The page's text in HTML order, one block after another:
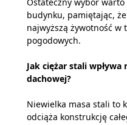
budynku, pamiętając,
najwyższą żywotność
pogodowych.
Jak ciężar stali
dachowej?
Niewielka masa stali to
odciąża konstrukcję